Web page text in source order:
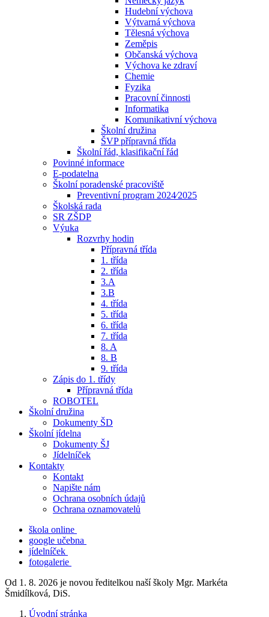
Hudební výchova
Výtvarná výchova
Tělesná výchova
Zeměpis
Občanská výchova
Výchova ke zdraví
Chemie
Fyzika
Pracovní činnosti
Informatika
Komunikativní výchova
Školní družina
ŠVP přípravná třída
Školní řád, klasifikační řád
Povinné informace
E-podatelna
Školní poradenské pracoviště
Preventivní program 2024⁄2025
Školská rada
SR ZŠDP
Výuka
Rozvrhy hodin
Přípravná třída
1. třída
2. třída
3.A
3.B
4. třída
5. třída
6. třída
7. třída
8. A
8. B
9. třída
Zápis do 1. třídy
Přípravná třída
ROBOTEL
Školní družina
Dokumenty ŠD
Školní jídelna
Dokumenty ŠJ
Jídelníček
Kontakty
Kontakt
Napište nám
Ochrana osobních údajů
Ochrana oznamovatelů
škola online
google učebna
jídelníček
fotogalerie
Od 1. 8. 2026 je novou ředitelkou naší školy Mgr. Markéta
Šmidílková, DiS.
Úvodní stránka